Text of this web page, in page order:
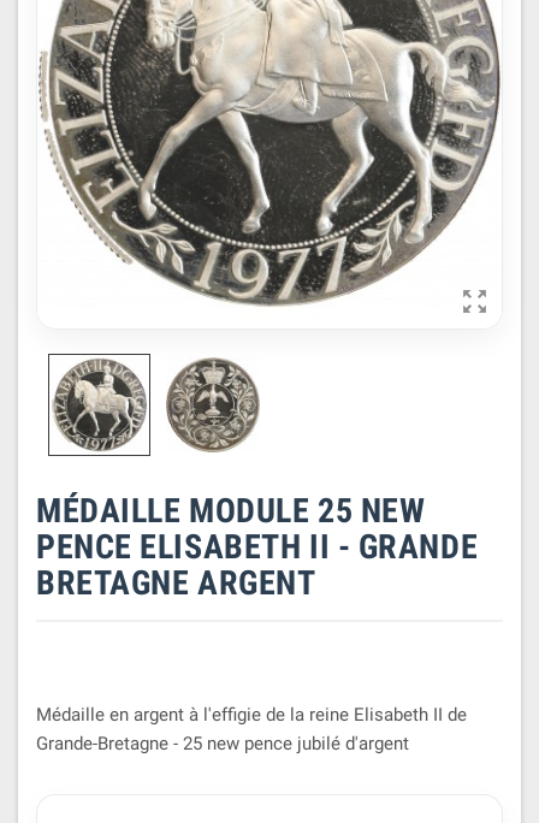

MÉDAILLE MODULE 25 NEW
PENCE ELISABETH II - GRANDE
BRETAGNE ARGENT
Médaille en argent à l'effigie de la reine Elisabeth II de
Grande-Bretagne - 25 new pence jubilé d'argent